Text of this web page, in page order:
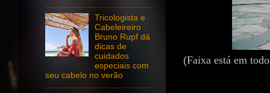
(Faixa está em
Tricologista e
Cabeleireiro
Bruno Rupf dá
dicas de
cuidados
especiais com
seu cabelo no verão